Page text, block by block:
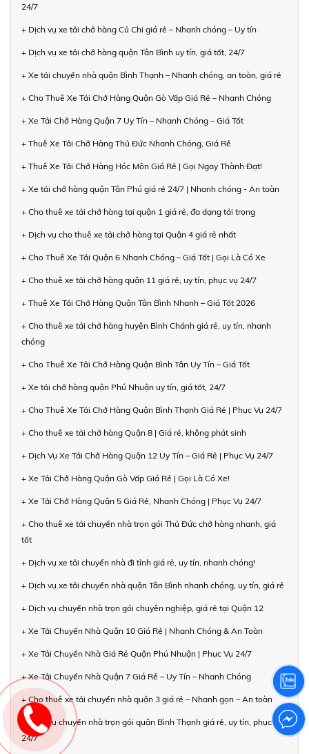
24/7
+ Dịch vụ xe tải chở hàng Củ Chi giá rẻ – Nhanh chóng – Uy tín
+ Dịch vụ xe tải chở hàng quận Tân Bình uy tín, giá tốt, 24/7
+ Xe tải chuyển nhà quận Bình Thạnh – Nhanh chóng, an toàn, giá rẻ
+ Cho Thuê Xe Tải Chở Hàng Quận Gò Vấp Giá Rẻ – Nhanh Chóng
+ Xe Tải Chở Hàng Quận 7 Uy Tín – Nhanh Chóng – Giá Tốt
+ Thuê Xe Tải Chở Hàng Thủ Đức Nhanh Chóng, Giá Rẻ
+ Thuê Xe Tải Chở Hàng Hóc Môn Giá Rẻ | Gọi Ngay Thành Đạt!
+ Xe tải chở hàng quận Tân Phú giá rẻ 24/7 | Nhanh chóng - An toàn
+ Cho thuê xe tải chở hàng tại quận 1 giá rẻ, đa dạng tải trọng
+ Dịch vụ cho thuê xe tải chở hàng tại Quận 4 giá rẻ nhất
+ Cho Thuê Xe Tải Quận 6 Nhanh Chóng – Giá Tốt | Gọi Là Có Xe
+ Cho thuê xe tải chở hàng quận 11 giá rẻ, uy tín, phục vụ 24/7
+ Thuê Xe Tải Chở Hàng Quận Tân Bình Nhanh – Giá Tốt 2026
+ Cho thuê xe tải chở hàng huyện Bình Chánh giá rẻ, uy tín, nhanh
chóng
+ Cho Thuê Xe Tải Chở Hàng Quận Bình Tân Uy Tín – Giá Tốt
+ Xe tải chở hàng quận Phú Nhuận uy tín, giá tốt, 24/7
+ Cho Thuê Xe Tải Chở Hàng Quận Bình Thạnh Giá Rẻ | Phục Vụ 24/7
+ Cho thuê xe tải chở hàng Quận 8 | Giá rẻ, không phát sinh
+ Dịch Vụ Xe Tải Chở Hàng Quận 12 Uy Tín – Giá Rẻ | Phục Vụ 24/7
+ Xe Tải Chở Hàng Quận Gò Vấp Giá Rẻ | Gọi Là Có Xe!
+ Xe Tải Chở Hàng Quận 5 Giá Rẻ, Nhanh Chóng | Phục Vụ 24/7
+ Cho thuê xe tải chuyển nhà trọn gói Thủ Đức chở hàng nhanh, giá
tốt
+ Dịch vụ xe tải chuyển nhà đi tỉnh giá rẻ, uy tín, nhanh chóng!
+ Dịch vụ xe tải chuyển nhà quận Tân Bình nhanh chóng, uy tín, giá rẻ
+ Dịch vụ chuyển nhà trọn gói chuyên nghiệp, giá rẻ tại Quận 12
+ Xe Tải Chuyển Nhà Quận 10 Giá Rẻ | Nhanh Chóng & An Toàn
+ Xe Tải Chuyển Nhà Giá Rẻ Quận Phú Nhuận | Phục Vụ 24/7
+ Xe Tải Chuyển Nhà Quận 7 Giá Rẻ – Uy Tín – Nhanh Chóng
+ Cho thuê xe tải chuyển nhà quận 3 giá rẻ – Nhanh gọn – An toàn
+ Dịch vụ chuyển nhà trọn gói quận Bình Thạnh giá rẻ, uy tín, phục vụ
24/7